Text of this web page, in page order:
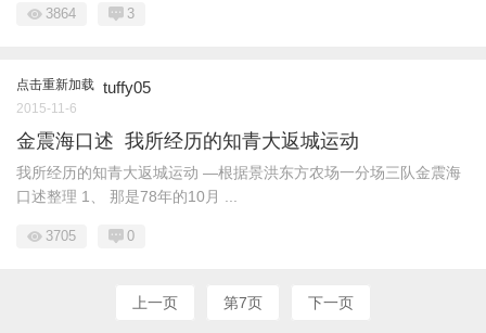
3864 3
点击重新加载 tuffy05
2015-11-6
金震海口述 我所经历的知青大返城运动
我所经历的知青大返城运动 —根据景洪东方农场一分场三队金震海
口述整理 1、 那是78年的10月 ...
3705 0
上一页 第7页 下一页